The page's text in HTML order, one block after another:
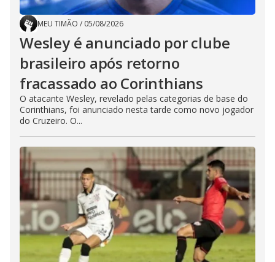
MEU TIMÃO / 05/08/2026
Wesley é anunciado por clube
brasileiro após retorno
fracassado ao Corinthians
O atacante Wesley, revelado pelas categorias de base do
Corinthians, foi anunciado nesta tarde como novo jogador
do Cruzeiro. O...